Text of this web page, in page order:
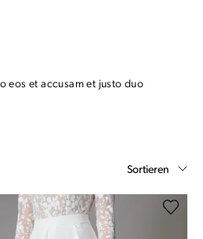
eos et accusam et justo duo
Sortieren